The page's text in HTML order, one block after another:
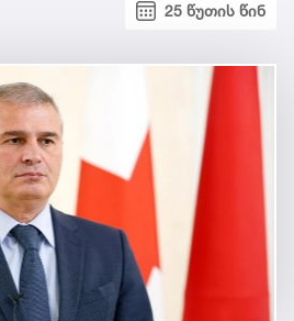
25 წუთის წინ